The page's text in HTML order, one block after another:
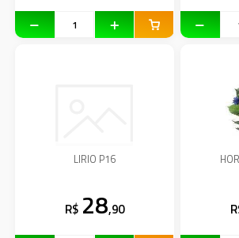
LIRIO P16
R$ 28,90